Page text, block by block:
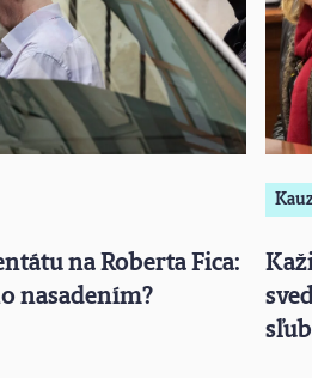
na Roberta Fica:
nasadením?